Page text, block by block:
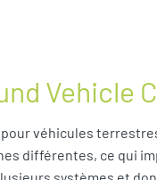
Vehicle
véhicules
différentes, ce qui